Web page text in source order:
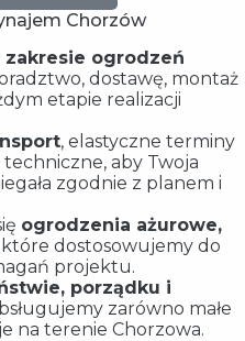
Chorzów
ogrodzeń
dostawę, montaż
etapie realizacji
, elastyczne terminy
aby Twoja
zgodnie z planem i
ogrodzenia ażurowe,
które dostosowujemy do
projektu.
porządku i
zarówno małe
na terenie Chorzowa.